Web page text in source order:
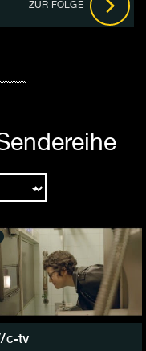
ZUR FOLGE
c-tv